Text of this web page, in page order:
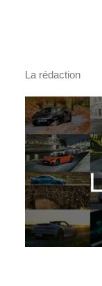
La rédaction